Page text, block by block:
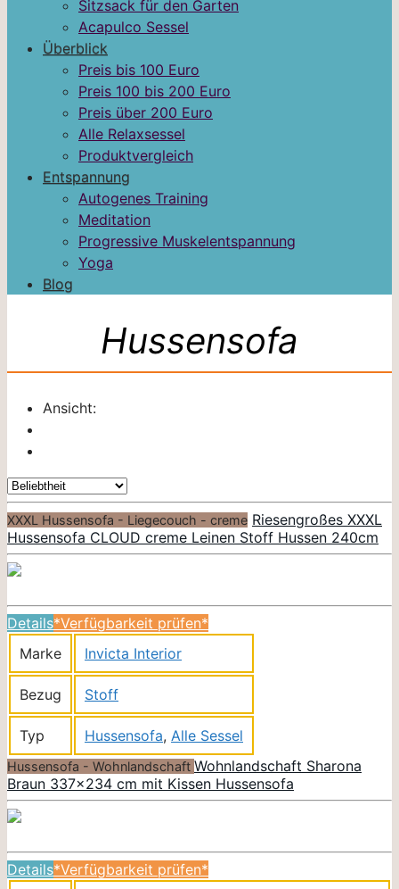
Sitzsack für den Garten
Acapulco Sessel
Überblick
Preis bis 100 Euro
Preis 100 bis 200 Euro
Preis über 200 Euro
Alle Relaxsessel
Produktvergleich
Entspannung
Autogenes Training
Meditation
Progressive Muskelentspannung
Yoga
Blog
Hussensofa
Ansicht:
XXXL Hussensofa - Liegecouch - creme Riesengroßes XXXL
Hussensofa CLOUD creme Leinen Stoff Hussen 240cm
Details*Verfügbarkeit prüfen*
Marke
Invicta Interior
Bezug Stoff
Typ Hussensofa, Alle Sessel
Hussensofa - Wohnlandschaft Wohnlandschaft Sharona
Braun 337×234 cm mit Kissen Hussensofa
Details*Verfügbarkeit prüfen*